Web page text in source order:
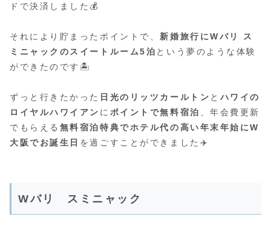
ドで決済しました💰
それにより貯まったポイントで、 新婚旅行にWバリ ス
ミニャックのスイートルーム5泊 という夢のような体験
ができたのです🏝️
ずっと行きたかった 日光のリッツカールトン と ハワイの
ロイヤルハワイアン に ポイントで無料宿泊
、年会費更新
でもらえる 無料宿泊特典でホテル代の高い年末年始にW
大阪でお誕生日 を過ごすことができました✈️
Wバリ スミニャック